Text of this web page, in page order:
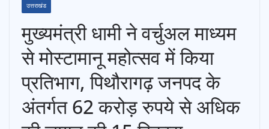
उत्तराखंड
मुख्यमंत्री धामी ने वर्चुअल माध्यम
से मोस्टामानू महोत्सव में किया
प्रतिभाग, पिथौरागढ़ जनपद के
अंतर्गत 62 करोड़ रुपये से अधिक